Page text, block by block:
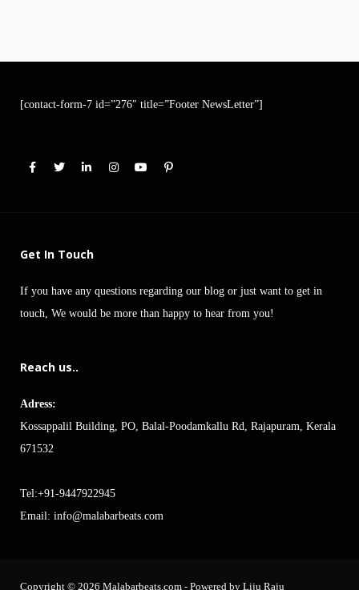
[contact-form-7 id=”276″ title=”Footer NewsLetter”]
Get In Touch
If you have any questions regarding our blog or just want to get in
touch, We would be more than happy to hear from you!
Reach us..
Adress:
Kossappalil Building, PO, Balal-Poodamkallu Rd, Rajapuram, Kerala
671532
Tel:+91-9447922945
Email: info@malabarbeats.com
Copyright © 2026 Malabarbeats.com - Powered by Liju Raju